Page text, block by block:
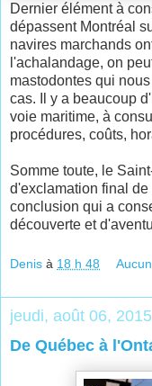
Dernier élément à
dépassent Montréal
navires marchands
l'achalandage, on
mastodontes qui
cas. Il y a beaucoup
voie maritime, à
procédures, coûts,
Somme toute, le
d'exclamation final
conclusion qui a
découverte et
Denis à 18 h 48
jeudi, août 06, 2015
De Québec à